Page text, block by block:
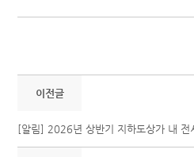
이전글
[알림] 2026년 상반기 지하도상가 내 전